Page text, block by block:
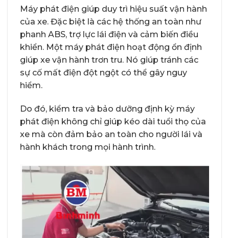
Máy phát điện giúp duy trì hiệu suất vận hành
của xe. Đặc biệt là các hệ thống an toàn như
phanh ABS, trợ lực lái điện và cảm biến điều
khiển. Một máy phát điện hoạt động ổn định
giúp xe vận hành trơn tru. Nó giúp tránh các
sự cố mất điện đột ngột có thể gây nguy
hiểm.
Do đó, kiểm tra và bảo dưỡng định kỳ máy
phát điện không chỉ giúp kéo dài tuổi thọ của
xe mà còn đảm bảo an toàn cho người lái và
hành khách trong mọi hành trình.